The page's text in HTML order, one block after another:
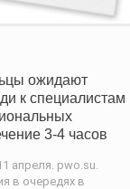
ожидают
к специалистам
3-4 часов
апреля. pwo.su.
в очередях в